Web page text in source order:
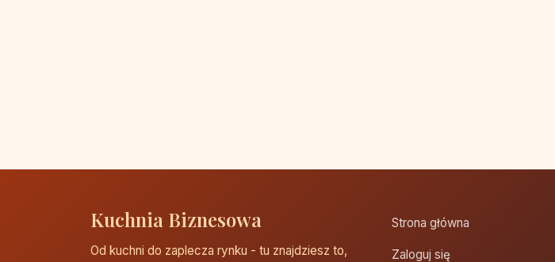
Kuchnia Biznesowa
Od kuchni do zaplecza rynku - tu znajdziesz to,
Strona główna
Zaloguj się